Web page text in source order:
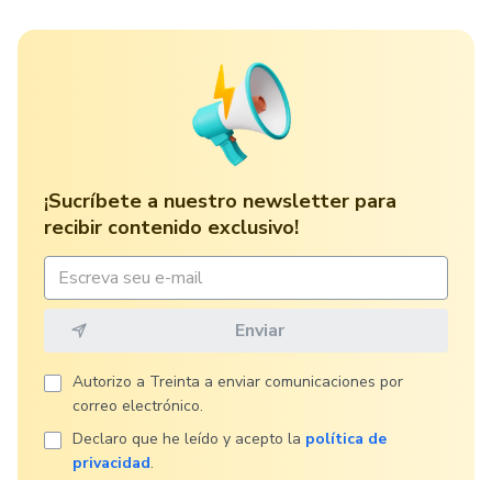
¡Sucríbete a nuestro newsletter para
recibir contenido exclusivo!
Autorizo ​​a Treinta a enviar comunicaciones por
correo electrónico.
Declaro que he leído y acepto la política de
privacidad.